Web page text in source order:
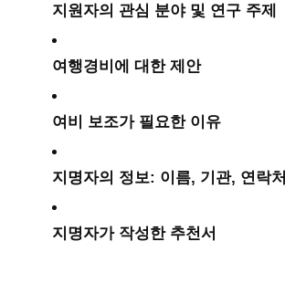
지원자의 관심 분야 및 연구 주제
여행경비에 대한 제안
여비 보조가 필요한 이유
지명자의 정보: 이름, 기관, 연락처
지명자가 작성한 추천서